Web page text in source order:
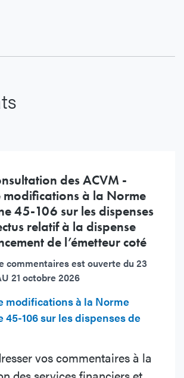
des ACVM -
modifications à la Norme
45-106 sur les dispenses
relatif à la dispense
de l’émetteur coté
commentaires est ouverte du 23
21 octobre 2026
modifications à la Norme
45-106 sur les dispenses de
vos commentaires à la